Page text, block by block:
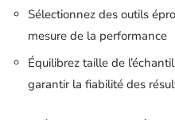
Sélectionnez des outils
mesure de la performance
Équilibrez taille de
garantir la fiabilité des